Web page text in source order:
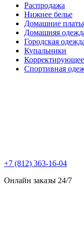
Распродажа
Нижнее белье
Домашние
Домашняя
Городская
Купальники
Корректирующее
Спортивная
+7 (812) 363-16-04
Онлайн заказы 24/7